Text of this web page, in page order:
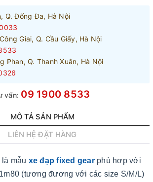
Q. Đống Đa, Hà Nội
Giai, Q. Cầu Giấy, Hà Nội
Phan, Q. Thanh Xuân, Hà Nội
vấn: 09 1900 8533
MÔ TẢ SẢN PHẨM
LIÊN HỆ ĐẶT HÀNG
mẫu xe đạp fixed gearphù hợp với
(tương đương với các size S/M/L)